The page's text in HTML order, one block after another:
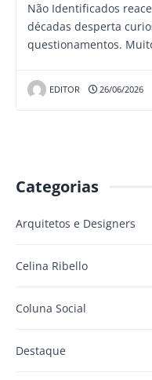
Não Identificados
décadas desperta
questionamentos.
EDITOR 26/06/2026
Categorias
Arquitetos e Designers
Celina Ribello
Coluna Social
Destaque